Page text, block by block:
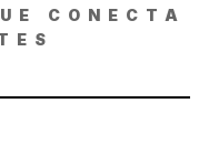
CONECTA